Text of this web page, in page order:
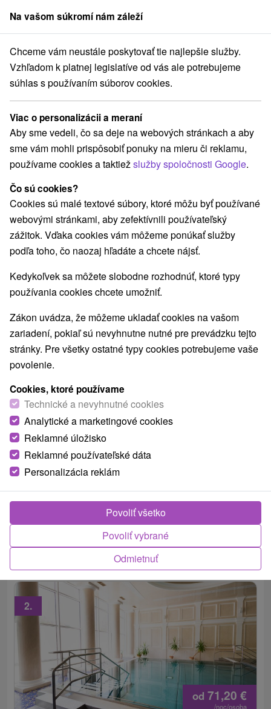
člen skupinySorger
Pobyty na Slovensku Relaxačné pobyty Veľká Fatra
Relaxačné pobyty vo Veľkej Fatre
Kategórie
Všetky kategórie
Pobyty so zľavou(22)
Wellness pobyty(21) Víkendové pobyty(19)
Romantické pobyty
Rodinné pobyty(16)
Vyberte lokalitu alebo termín
Najpredávanejšie
1.
Relax Spa & Aquapark s termálnou vodou:
Dokonalý oddych a zábava pre malých i
veľkých
Od 2 Nocí
Polpenzia
Pobyt s každodenným vstupom do bazénového
sveta. Liečebné procedúry podľa výberu a balík
exkluzívnych bonusov navyše.
od 71,20 €
/noc/osoba
2.
Na vašom súkromí nám záleží
Chceme vám neustále poskytovať tie najlepšie služby.
Vzhľadom k platnej legislatíve od vás ale potrebujeme
súhlas s používaním súborov cookies.
Viac o personalizácii a meraní
Aby sme vedeli, čo sa deje na webových stránkach a aby
sme vám mohli prispôsobiť ponuky na mieru či reklamu,
používame cookies a taktiežslužby spoločnosti Google.
Čo sú cookies?
Cookies sú malé textové súbory, ktoré môžu byť používané
webovými stránkami, aby zefektívnili používateľský
zážitok. Vďaka cookies vám môžeme ponúkať služby
podľa toho, čo naozaj hľadáte a chcete nájsť.
Kedykoľvek sa môžete slobodne rozhodnúť, ktoré typy
používania cookies chcete umožniť.
Zákon uvádza, že môžeme ukladať cookies na vašom
zariadení, pokiaľ sú nevyhnutne nutné pre prevádzku tejto
stránky. Pre všetky ostatné typy cookies potrebujeme vaše
povolenie.
Cookies, ktoré používame
Technické a nevyhnutné cookies
Analytické a marketingové cookies
Reklamné úložisko
Reklamné používateľské dáta
Personalizácia reklám
Odmietnuť
Povoliť vybrané
Povoliť všetko